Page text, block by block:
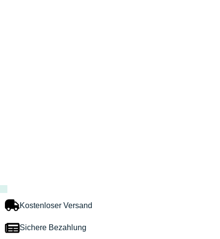
Kostenloser Versand
Sichere Bezahlung